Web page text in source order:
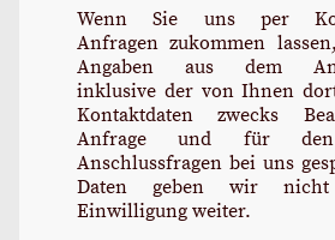
Wenn Sie uns per
Anfragen zukommen
Angaben aus dem
inklusive der von Ihnen
Kontaktdaten zwecks
Anfrage und für
Anschlussfragen bei uns
Daten geben wir
Einwilligung weiter.